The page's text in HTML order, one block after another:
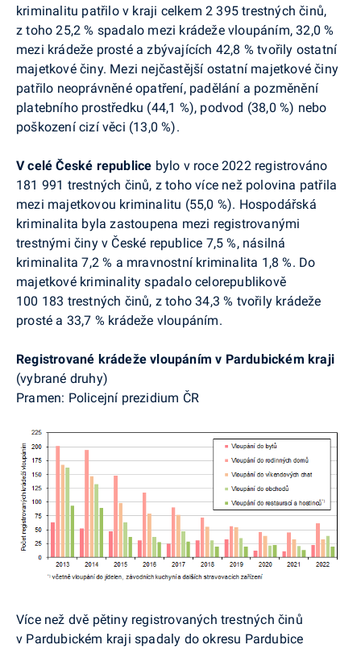
kriminalitu patřilo v kraji celkem 2 395 trestných činů,
z toho 25,2 % spadalo mezi krádeže vloupáním, 32,0 %
mezi krádeže prosté a zbývajících 42,8 % tvořily ostatní
majetkové činy. Mezi nejčastější ostatní majetkové činy
patřilo neoprávněné opatření, padělání a pozměnění
platebního prostředku (44,1 %), podvod (38,0 %) nebo
poškození cizí věci (13,0 %).
V celé České republice bylo v roce 2022 registrováno
181 991 trestných činů, z toho více než polovina patřila
mezi majetkovou kriminalitu (55,0 %). Hospodářská
kriminalita byla zastoupena mezi registrovanými
trestnými činy v České republice 7,5 %, násilná
kriminalita 7,2 % a mravnostní kriminalita 1,8 %. Do
majetkové kriminality spadalo celorepublikově
100 183 trestných činů, z toho 34,3 % tvořily krádeže
prosté a 33,7 % krádeže vloupáním.
Registrované krádeže vloupáním v Pardubickém kraji
(vybrané druhy)
Pramen: Policejní prezidium ČR
Více než dvě pětiny registrovaných trestných činů
v Pardubickém kraji spadaly do okresu Pardubice